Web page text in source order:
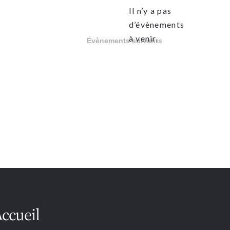
Notice
Il n’y a pas
d’évènements
à venir.
Évènementssuivants